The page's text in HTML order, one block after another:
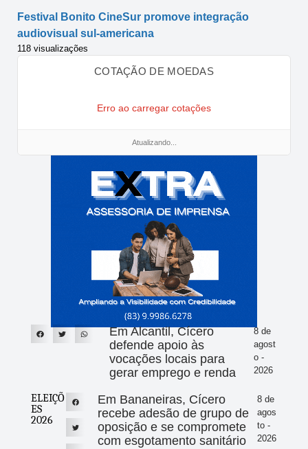
Festival Bonito CineSur promove integração
audiovisual sul-americana
118 visualizações
COTAÇÃO DE MOEDAS
Erro ao carregar cotações
Atualizando...
Em Alcantil, Cícero
defende apoio às
vocações locais para
gerar emprego e renda
8 de
agost
o -
2026
ELEIÇÕ
ES
2026
Em Bananeiras, Cícero
recebe adesão de grupo de
oposição e se compromete
com esgotamento sanitário
8 de
agos
to -
2026